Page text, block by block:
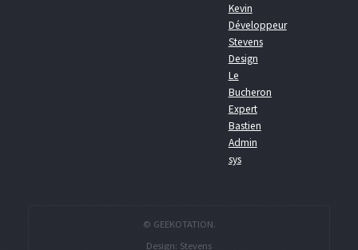
Kevin
Développeur
Stevens
Design
Le
Bucheron
Expert
Bastien
Admin
sys
© GEEKOTATION.
Design: Stevens